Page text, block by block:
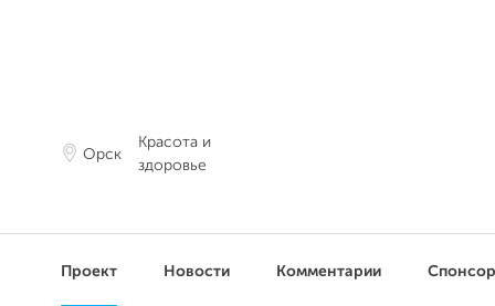
Орск
Красота и
здоровье
Проект Новости Комментарии